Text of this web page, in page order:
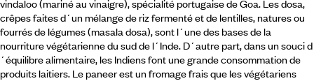
vindaloo (mariné au vinaigre), spécialité portugaise de Goa. Les dosa,
crêpes faites d´un mélange de riz fermenté et de lentilles, natures ou
fourrés de légumes (masala dosa), sont l´une des bases de la
nourriture végétarienne du sud de l´Inde. D´autre part, dans un souci d
´équilibre alimentaire, les Indiens font une grande consommation de
produits laitiers. Le paneer est un fromage frais que les végétariens